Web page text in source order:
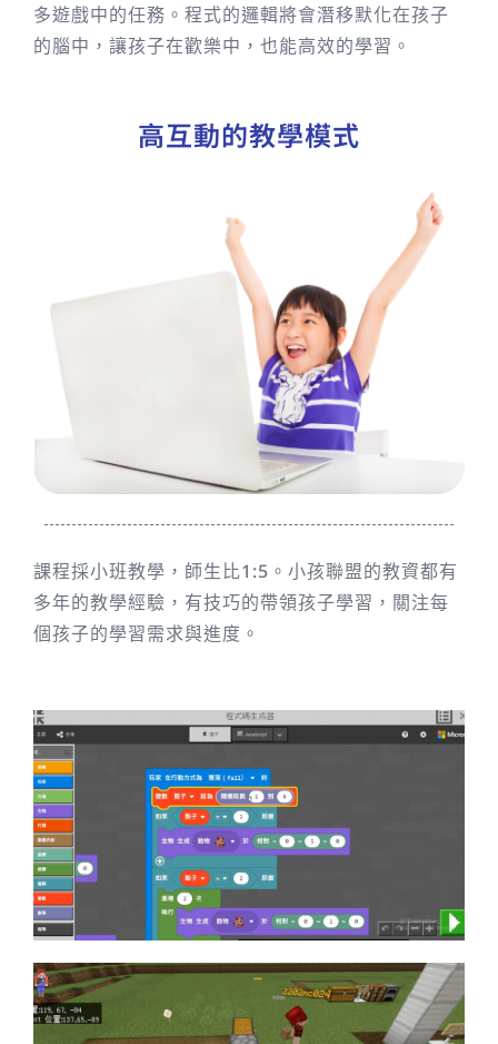
多遊戲中的任務。程式的邏輯將會潛移默化在孩子
的腦中，讓孩子在歡樂中，也能高效的學習。
高互動的教學模式
課程採小班教學，師生比1:5。小孩聯盟的教資都有
多年的教學經驗，有技巧的帶領孩子學習，關注每
個孩子的學習需求與進度。